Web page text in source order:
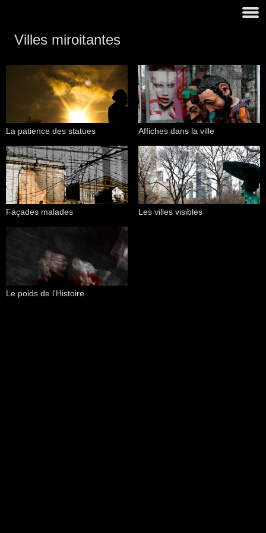
Villes miroitantes
La patience des statues Affiches dans la ville
Façades malades Les villes visibles
Le poids de l'Histoire